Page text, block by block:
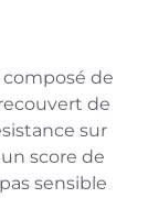
composé de
de
sur
score de
sensible